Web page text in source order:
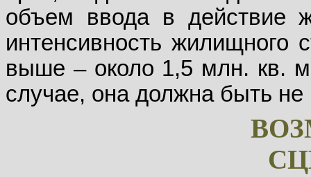
объем ввода в действие
интенсивность жилищного
выше – около 1,5 млн. кв.
случае, она должна быть